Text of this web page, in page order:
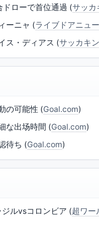
ドローで首位通過 (サッカ
ーニャ (ライブドアニュ
ス・ディアス (サッカキ
の可能性 (Goal.com)
な出场時間 (Goal.com)
待ち (Goal.com)
ルvsコロンビア (超ワー